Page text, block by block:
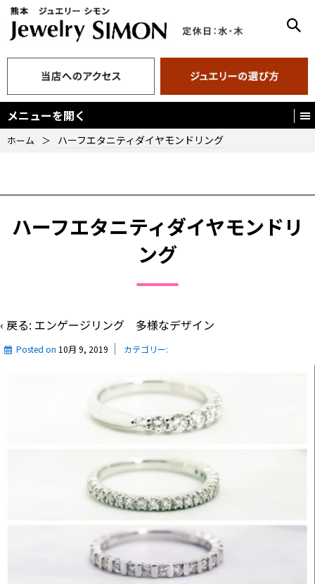
メニューを開く
ホーム ＞ ハーフエタニティダイヤモンドリング
ハーフエタニティダイヤモンドリ
ング
‹ 戻る: エンゲージリング 多様なデザイン
Posted on 10月 9, 2019 カテゴリー: